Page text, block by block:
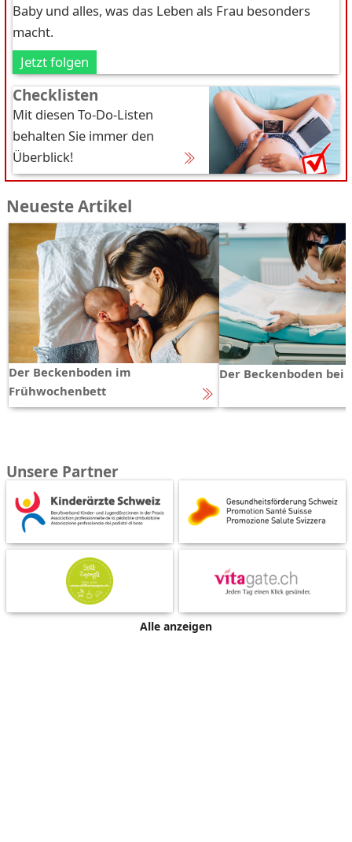
Baby und alles, was das Leben als Frau besonders
macht.
Jetzt folgen
Checklisten
Mit diesen To-Do-Listen
behalten Sie immer den
Überblick!
Neueste Artikel
Der Beckenboden im
Frühwochenbett
Der Beckenboden bei
Unsere Partner
Alle anzeigen